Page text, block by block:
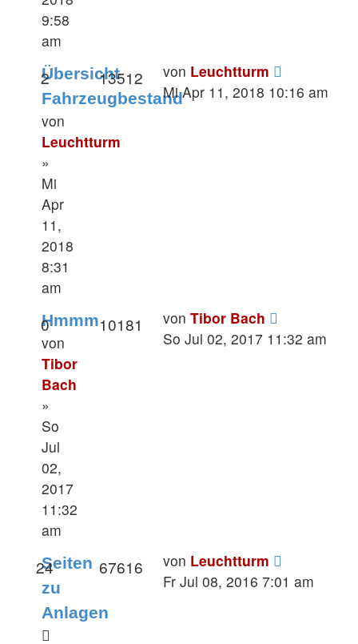
9:58
am
Übersicht
Fahrzeugbestand
von
Leuchtturm
»
Mi
Apr
11,
2018
8:31
am
2 13512 von Leuchtturm
Mi Apr 11, 2018 10:16 am
Hmmm
von
Tibor
Bach
»
So
Jul
02,
2017
11:32
am
0 10181 von Tibor Bach
So Jul 02, 2017 11:32 am
Seiten
zu
Anlagen
24 67616 von Leuchtturm
Fr Jul 08, 2016 7:01 am